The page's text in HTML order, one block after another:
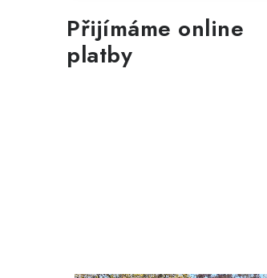
Přijímáme online
platby